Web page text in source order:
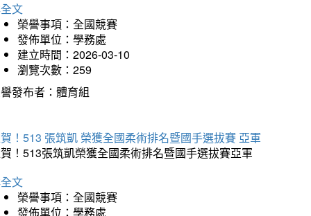
文
榮譽事項：全國競賽
發佈單位：學務處
建立時間：2026-03-10
瀏覽次數：259
發布者：體育組
！513 張筑凱 榮獲全國柔術排名暨國手選拔賽 亞軍
！513張筑凱榮獲全國柔術排名暨國手選拔賽亞軍
文
榮譽事項：全國競賽
發佈單位：學務處